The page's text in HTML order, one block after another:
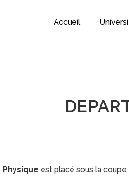
Accueil
est placé sous la coupe